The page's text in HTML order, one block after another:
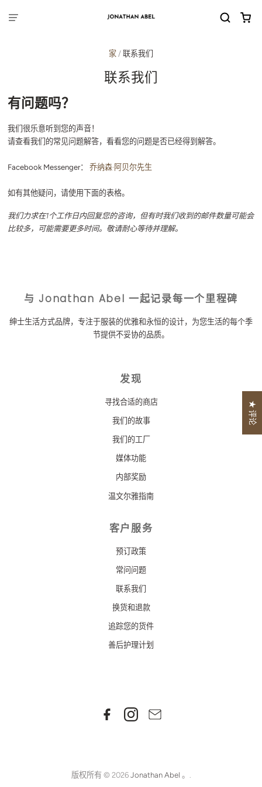
家 / 联系我们
联系我们
有问题吗？
我们很乐意听到您的声音！
请查看我们的常见问题解答，看看您的问题是否已经得到解答。
Facebook Messenger： 乔纳森·阿贝尔先生
如有其他疑问，请使用下面的表格。
我们力求在1个工作日内回复您的咨询，但有时我们收到的邮件数量可能会
比较多，可能需要更多时间。敬请耐心等待并理解。
与 Jonathan Abel 一起记录每一个里程碑
绅士生活方式品牌，专注于服装的优雅和永恒的设计，为您生活的每个季
节提供不妥协的品质。
发现
寻找合适的商店
我们的故事
我们的工厂
媒体功能
内部奖励
温文尔雅指南
客户服务
预订政策
常问问题
联系我们
换货和退款
追踪您的货件
善后护理计划
版权所有 © 2026 Jonathan Abel 。.
★ 评论